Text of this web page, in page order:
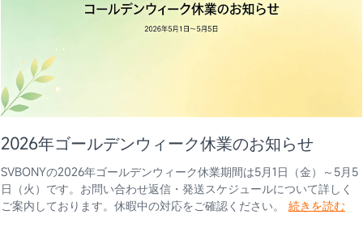
2026年ゴールデンウィーク休業のお知らせ
SVBONYの2026年ゴールデンウィーク休業期間は5月1日（金）～5月5
日（火）です。お問い合わせ返信・発送スケジュールについて詳しく
ご案内しております。休暇中の対応をご確認ください。 続きを読む